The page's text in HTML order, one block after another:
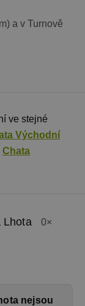
a v Turnově
ve stejné
Východní
Chata
Lhota 0×
nejsou